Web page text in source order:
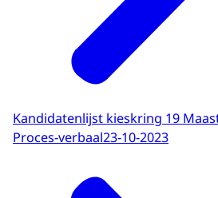
Kandidatenlijst kieskring 19
Proces-verbaal23-10-2023